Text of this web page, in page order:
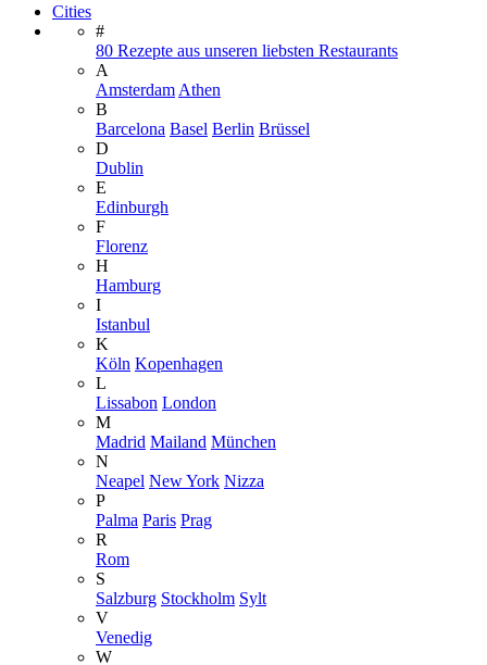
Cities
#
80 Rezepte aus unseren liebsten Restaurants
A
Amsterdam Athen
B
Barcelona Basel Berlin Brüssel
D
Dublin
E
Edinburgh
F
Florenz
H
Hamburg
I
Istanbul
K
Köln Kopenhagen
L
Lissabon London
M
Madrid Mailand München
N
Neapel New York Nizza
P
Palma Paris Prag
R
Rom
S
Salzburg Stockholm Sylt
V
Venedig
W